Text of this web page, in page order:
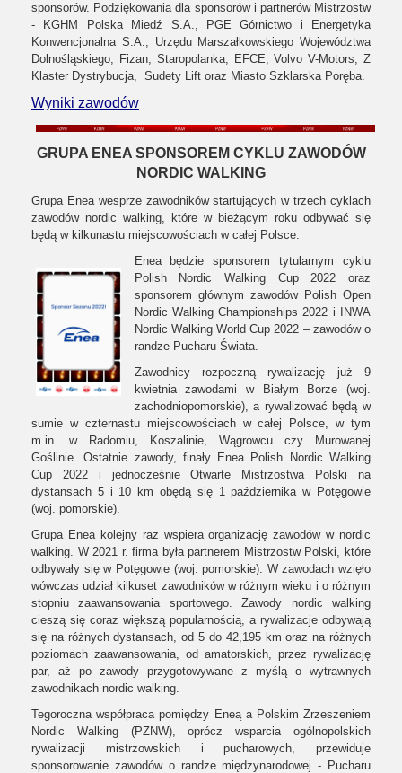
sponsorów. Podziękowania dla sponsorów i partnerów Mistrzostw
- KGHM Polska Miedź S.A., PGE Górnictwo i Energetyka
Konwencjonalna S.A., Urzędu Marszałkowskiego Województwa
Dolnośląskiego, Fizan, Staropolanka, EFCE, Volvo V-Motors, Z
Klaster Dystrybucja, Sudety Lift oraz Miasto Szklarska Poręba.
Wyniki zawodów
GRUPA ENEA SPONSOREM CYKLU ZAWODÓW
NORDIC WALKING
Grupa Enea wesprze zawodników startujących w trzech cyklach
zawodów nordic walking, które w bieżącym roku odbywać się
będą w kilkunastu miejscowościach w całej Polsce.
Enea będzie sponsorem tytularnym cyklu
Polish Nordic Walking Cup 2022 oraz
sponsorem głównym zawodów Polish Open
Nordic Walking Championships 2022 i INWA
Nordic Walking World Cup 2022 – zawodów o
randze Pucharu Świata.
Zawodnicy rozpoczną rywalizację już 9
kwietnia zawodami w Białym Borze (woj.
zachodniopomorskie), a rywalizować będą w
sumie w czternastu miejscowościach w całej Polsce, w tym
m.in. w Radomiu, Koszalinie, Wągrowcu czy Murowanej
Goślinie. Ostatnie zawody, finały Enea Polish Nordic Walking
Cup 2022 i jednocześnie Otwarte Mistrzostwa Polski na
dystansach 5 i 10 km obędą się 1 października w Potęgowie
(woj. pomorskie).
Grupa Enea kolejny raz wspiera organizację zawodów w nordic
walking. W 2021 r. firma była partnerem Mistrzostw Polski, które
odbywały się w Potęgowie (woj. pomorskie). W zawodach wzięło
wówczas udział kilkuset zawodników w różnym wieku i o różnym
stopniu zaawansowania sportowego. Zawody nordic walking
cieszą się coraz większą popularnością, a rywalizacje odbywają
się na różnych dystansach, od 5 do 42,195 km oraz na różnych
poziomach zaawansowania, od amatorskich, przez rywalizację
par, aż po zawody przygotowywane z myślą o wytrawnych
zawodnikach nordic walking.
Tegoroczna współpraca pomiędzy Eneą a Polskim Zrzeszeniem
Nordic Walking (PZNW), oprócz wsparcia ogólnopolskich
rywalizacji mistrzowskich i pucharowych, przewiduje
sponsorowanie zawodów o randze międzynarodowej - Pucharu